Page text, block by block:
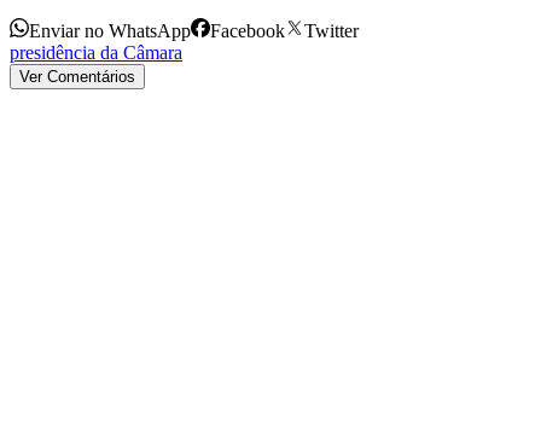
Enviar no WhatsApp Facebook
Twitter
presidência da Câmara
Ver Comentários